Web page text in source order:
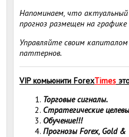
Напоминаем, что актуальный
прогноз размещен на графике
Управляйте своим
паттернов.
VIP комьюнити ForexTimes
Торговые сигналы.
Стратегические
Обучение!!!
Прогнозы Forex, Gold &